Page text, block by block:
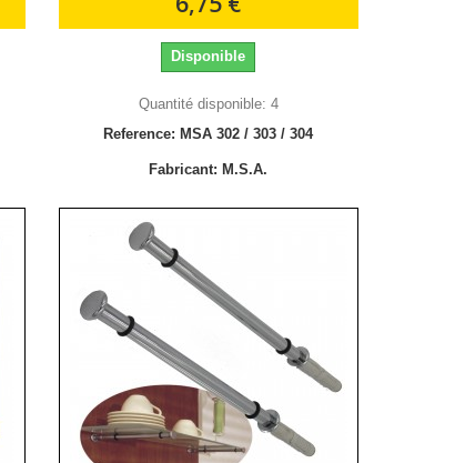
Disponible
Quantité disponible: 4
Reference: MSA 302 / 303 / 304
Fabricant: M.S.A.